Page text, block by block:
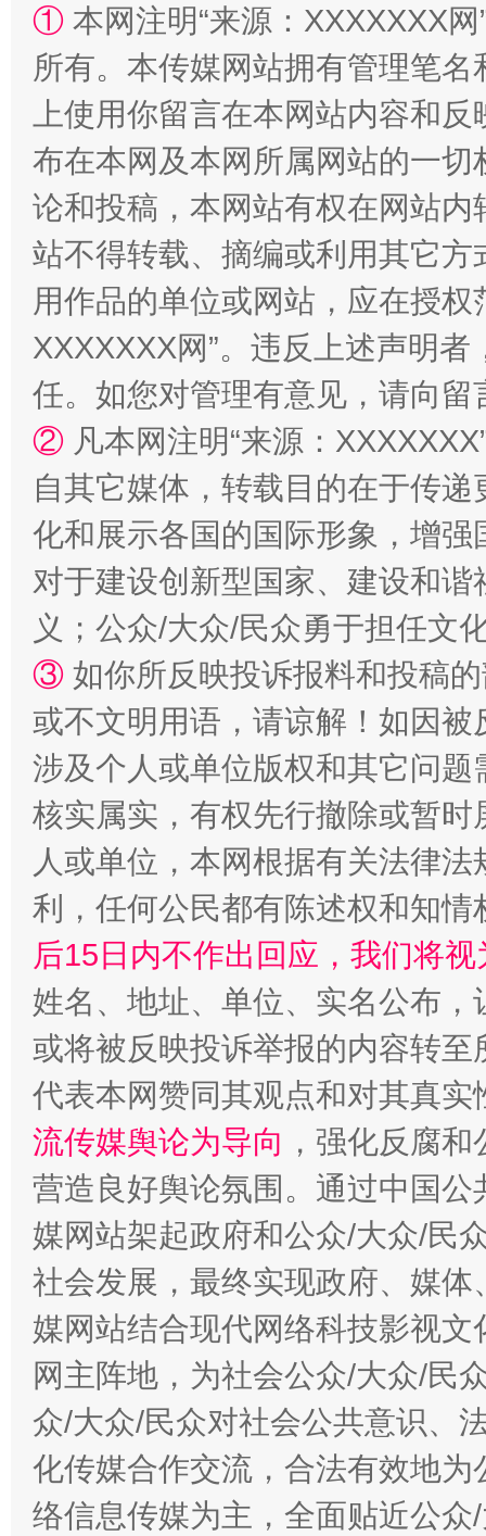
漫山遍野的桃花与雪山、麦地、白藏房 除
招工难、用工荒背后
网上购药对药下症？
这是一记警钟！ 谢
在谋一域中谋全局
今
① 本网注明“来源：XXXXXXX
所有。本传媒网站拥有管理笔
上使用你留言在本网站内容和
布在本网及本网所属网站的一
论和投稿，本网站有权在网站
站不得转载、摘编或利用其它
用作品的单位或网站，应在授
XXXXXXX网”。违反上述声明
任。如您对管理有意见，请向
② 凡本网注明“来源：
自其它媒体，转载目的在于传
化和展示各国的国际形象，增
对于建设创新型国家、建设和
义；公众/大众/民众勇于担任文
③ 如你所反映投诉报料和投稿
或不文明用语，请谅解！如因
涉及个人或单位版权和其它问题
核实属实，有权先行撤除或暂
人或单位，本网根据有关法律
利，任何公民都有陈述权和知情
后15日内不作出回应，我们将
姓名、地址、单位、实名公布
或将被反映投诉举报的内容转
代表本网赞同其观点和对其真实
流传媒舆论为导向 ，强化反腐
营造良好舆论氛围。通过中国
媒网站架起政府和公众/大众/民
社会发展，最终实现政府、媒
媒网站结合现代网络科技影视
网主阵地，为社会公众/大众/民
众/大众/民众对社会公共意识、
化传媒合作交流，合法有效地
络信息传媒为主，全面贴近公